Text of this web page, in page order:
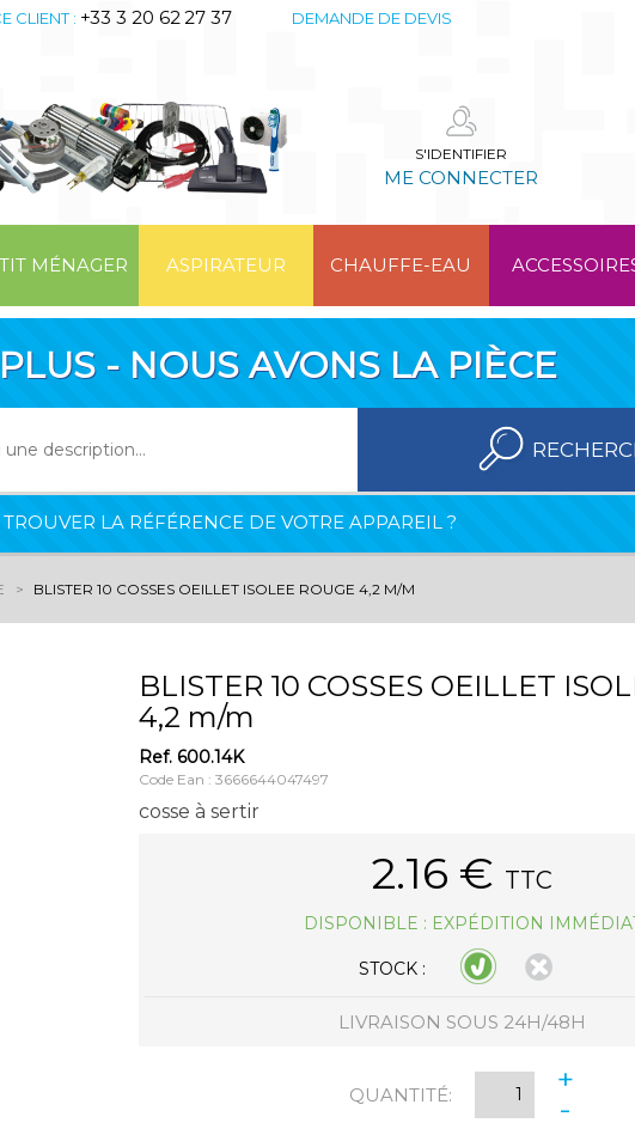
CLIENT : +33 3 20 62 27 37 DEMANDE DE DEVIS
S'IDENTIFIER
ME CONNECTER
MÉNAGER ASPIRATEUR CHAUFFE-EAU
- NOUS AVONS LA PIÈCE
LA RÉFÉRENCE DE VOTRE APPAREIL ?
BLISTER 10 COSSES OEILLET ISOLEE ROUGE 4,2 M/M
BLISTER 10 COSSES OEILLET
4,2 m/m
Ref. 600.14K
Code Ean : 3666644047497
cosse à sertir
2.16 € TTC
STOCK :
DISPONIBLE : EXPÉDITION
LIVRAISON SOUS 24H/48H
QUANTITÉ:
+
-